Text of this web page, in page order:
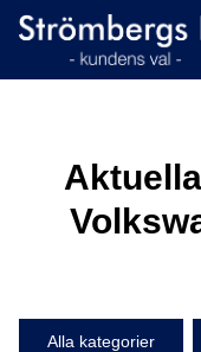
huvudinnehållet
Alla kategorier